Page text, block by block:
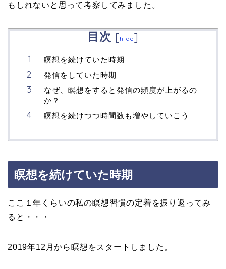
もしれないと思って考察してみました。
目次 [hide]
瞑想を続けていた時期
発信をしていた時期
なぜ、瞑想をすると発信の頻度が上がるの
か？
瞑想を続けつつ時間数も増やしていこう
瞑想を続けていた時期
ここ１年くらいの私の瞑想習慣の定着を振り返ってみ
ると・・・
2019年12月から瞑想をスタートしました。